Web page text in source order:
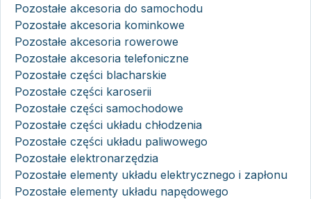
Pozostałe akcesoria do samochodu
Pozostałe akcesoria kominkowe
Pozostałe akcesoria rowerowe
Pozostałe akcesoria telefoniczne
Pozostałe części blacharskie
Pozostałe części karoserii
Pozostałe części samochodowe
Pozostałe części układu chłodzenia
Pozostałe części układu paliwowego
Pozostałe elektronarzędzia
Pozostałe elementy układu elektrycznego i zapłonu
Pozostałe elementy układu napędowego